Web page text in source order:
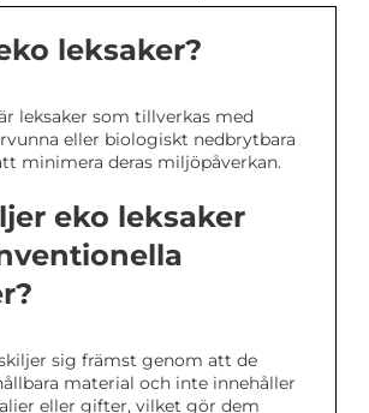
leksaker?
leksaker som tillverkas med
eller biologiskt nedbrytbara
minimera deras miljöpåverkan.
eko leksaker
sig främst genom att de
material och inte innehåller
eller gifter, vilket gör dem